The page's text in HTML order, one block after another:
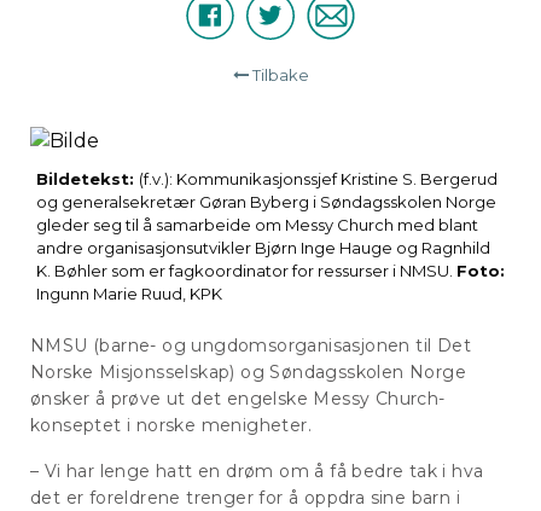
Del
FacebookTwitterE-
post
Tilbake
Bildetekst: (f.v.): Kommunikasjonssjef Kristine S. Bergerud
og generalsekretær Gøran Byberg i Søndagsskolen Norge
gleder seg til å samarbeide om Messy Church med blant
andre organisasjonsutvikler Bjørn Inge Hauge og Ragnhild
K. Bøhler som er fagkoordinator for ressurser i NMSU. Foto:
Ingunn Marie Ruud, KPK
NMSU (barne- og ungdomsorganisasjonen til Det
Norske Misjonsselskap) og Søndagsskolen Norge
ønsker å prøve ut det engelske Messy Church-
konseptet i norske menigheter.
– Vi har lenge hatt en drøm om å få bedre tak i hva
det er foreldrene trenger for å oppdra sine barn i